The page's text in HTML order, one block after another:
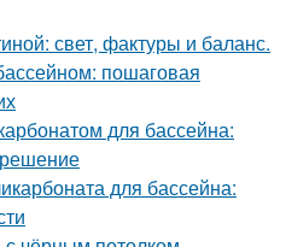
свет, фактуры и баланс.
пошаговая
для бассейна:
для бассейна: